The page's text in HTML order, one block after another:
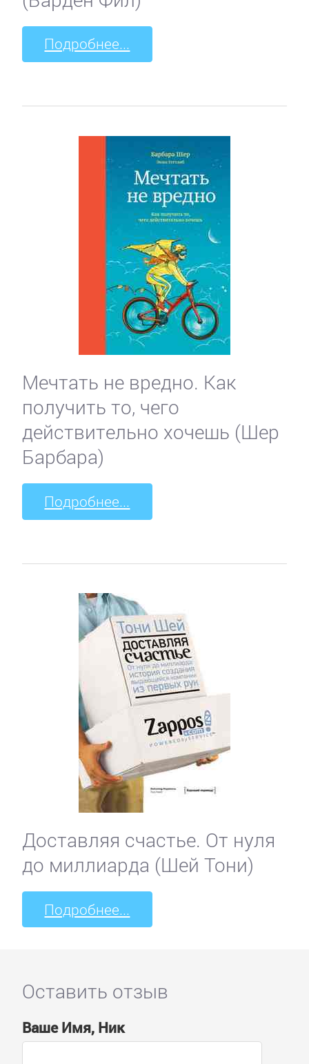
Подробнее...
Мечтать не вредно. Как
получить то, чего
действительно хочешь (Шер
Барбара)
Подробнее...
Доставляя счастье. От нуля
до миллиарда (Шей Тони)
Подробнее...
Оставить отзыв
Ваше Имя, Ник